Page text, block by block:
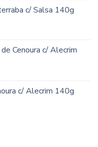
c/ Salsa 140g
Cenoura c/ Alecrim
c/ Alecrim 140g